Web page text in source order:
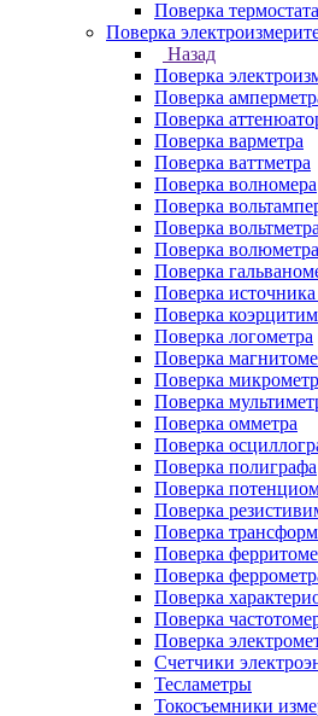
Поверка термостата
Поверка
Назад
Поверка
Поверка
Поверка
Поверка варметра
Поверка ваттметра
Поверка волномера
Поверка
Поверка вольтметра
Поверка волюметра
Поверка
Поверка
Поверка
Поверка логометра
Поверка
Поверка
Поверка
Поверка омметра
Поверка
Поверка полиграфа
Поверка
Поверка
Поверка
Поверка
Поверка
Поверка
Поверка
Поверка
Счетчики
Тесламетры
Токосъемники